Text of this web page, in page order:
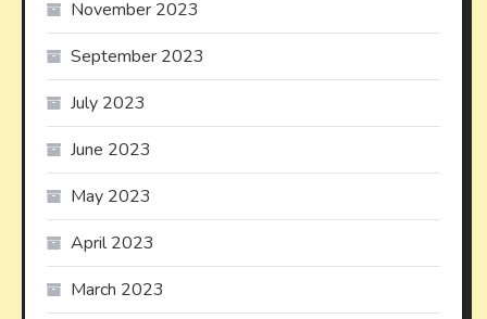
November 2023
September 2023
July 2023
June 2023
May 2023
April 2023
March 2023